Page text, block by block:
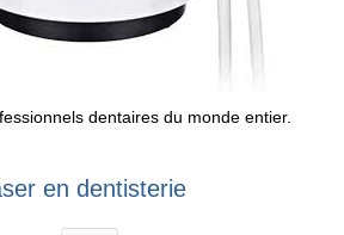
dentaires du monde entier.
en dentisterie